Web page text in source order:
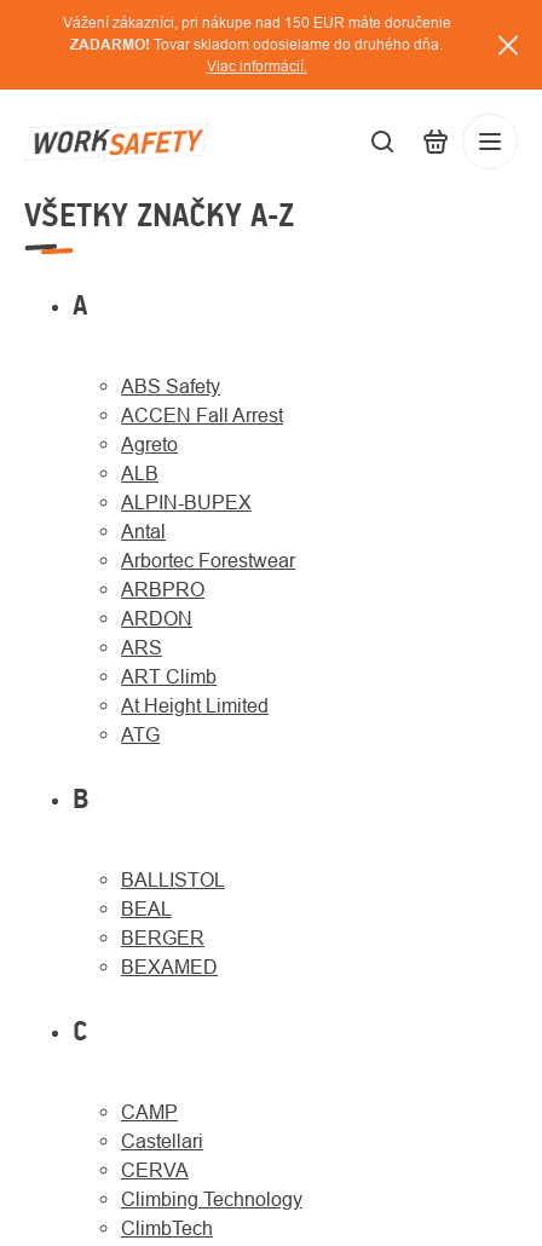
Vážení zákazníci, pri nákupe nad 150 EUR máte doručenie
ZADARMO! Tovar skladom odosielame do druhého dňa.
Viac informácií.
VŠETKY ZNAČKY A-Z
A
ABS Safety
ACCEN Fall Arrest
Agreto
ALB
ALPIN-BUPEX
Antal
Arbortec Forestwear
ARBPRO
ARDON
ARS
ART Climb
At Height Limited
ATG
B
BALLISTOL
BEAL
BERGER
BEXAMED
C
CAMP
Castellari
CERVA
Climbing Technology
ClimbTech